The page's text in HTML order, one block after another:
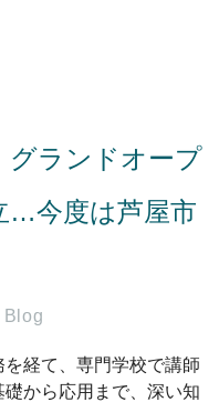
グランドオープ
…今度は芦屋市
Blog
経て、専門学校で講師
から応用まで、深い知